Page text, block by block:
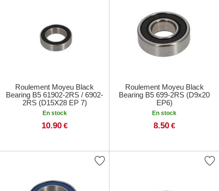
Roulement Moyeu Black
Bearing B5 61902-2RS / 6902-
2RS (D15X28 EP 7)
En stock
10.90 €
Roulement Moyeu Black
Bearing B5 699-2RS (D9x20
EP6)
En stock
8.50 €